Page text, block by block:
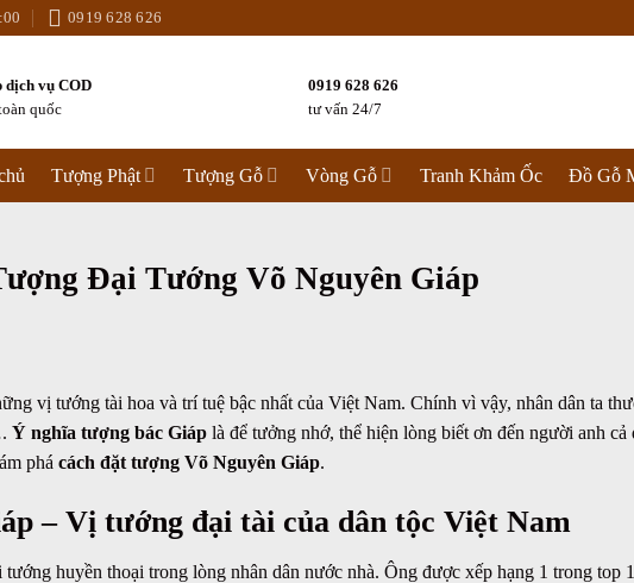
0919 628 626
dịch vụ COD
quốc
0919 628 626
tư vấn 24/7
Tượng Phật Tượng Gỗ Vòng Gỗ Tranh Khảm Ốc Đồ Gỗ
Đại Tướng Võ Nguyên Giáp
vị tướng tài hoa và trí tuệ bậc nhất của Việt Nam. Chính vì vậy, nhân dân ta
Ý nghĩa tượng bác Giáp là để tưởng nhớ, thể hiện lòng biết ơn đến người anh cả
phá cách đặt tượng Võ Nguyên Giáp.
– Vị tướng đại tài của dân tộc Việt Nam
huyền thoại trong lòng nhân dân nước nhà. Ông được xếp hạng 1 trong top